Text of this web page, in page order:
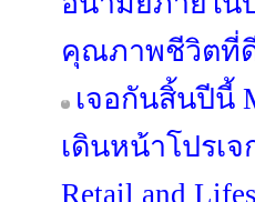
คุณภาพชีวิตที่
เจอกันสิ้นปีนี้
เดินหน้าโปรเ
Retail and